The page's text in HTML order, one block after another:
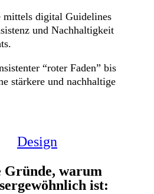
mittels digital Guidelines
und Nachhaltigkeit
“roter Faden” bis
stärkere und nachhaltige
Design
Gründe, warum
ist: